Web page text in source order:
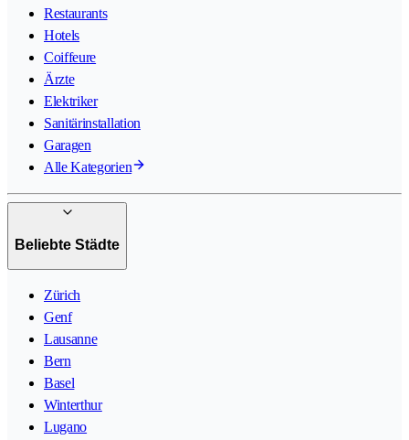
Restaurants
Hotels
Coiffeure
Ärzte
Elektriker
Sanitärinstallation
Garagen
Alle Kategorien
Beliebte Städte
Zürich
Genf
Lausanne
Bern
Basel
Winterthur
Lugano